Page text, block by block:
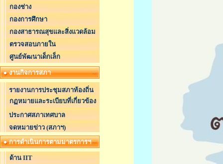
กองช่าง
กองการศึกษา
กองสาธารณสุขและสิ่งแวดล้อม
ตรวจสอบภายใน
ศูนย์พัฒนาเด็กเล็ก
งานกิจการสภา
รายงานการประชุมสภาท้องถิ่น
กฏหมายและระเบียบที่เกี่ยวข้อง
ประกาศสภาเทศบาล
จดหมายข่าว (สภาฯ)
การดำเนินการตามมาตรการฯ
ด้าน IIT